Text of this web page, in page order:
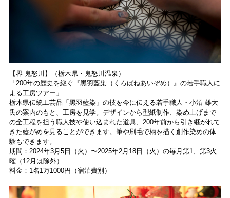
【界 ⻤怒川】（栃⽊県・⻤怒川温泉）
「200年の歴史を継ぐ『⿊⽻藍染（くろばねあいぞめ）』の若⼿職⼈に
よる⼯房ツアー」
栃⽊県伝統⼯芸品「⿊⽻藍染」の技を今に伝える若⼿職⼈・⼩沼 雄⼤
⽒の案内のもと、⼯房を⾒学。デザインから型紙制作、染め上げまで
の全⼯程を担う職⼈技や使い込まれた道具、200年前から引き継がれて
きた藍がめを⾒ることができます。筆や刷⽑で柄を描く創作染めの体
験もできます。
期間：2024年3⽉5⽇（火）〜2025年2⽉18⽇（火）の毎⽉第1、第3⽕
曜（12⽉は除外）
料⾦：1名1万1000円（宿泊費別）